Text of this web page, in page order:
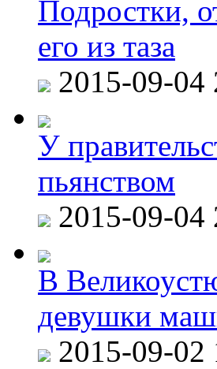
Подростки,
его из таза
2015-09-04
У
пьянством
2015-09-04
В
девушки
2015-09-02